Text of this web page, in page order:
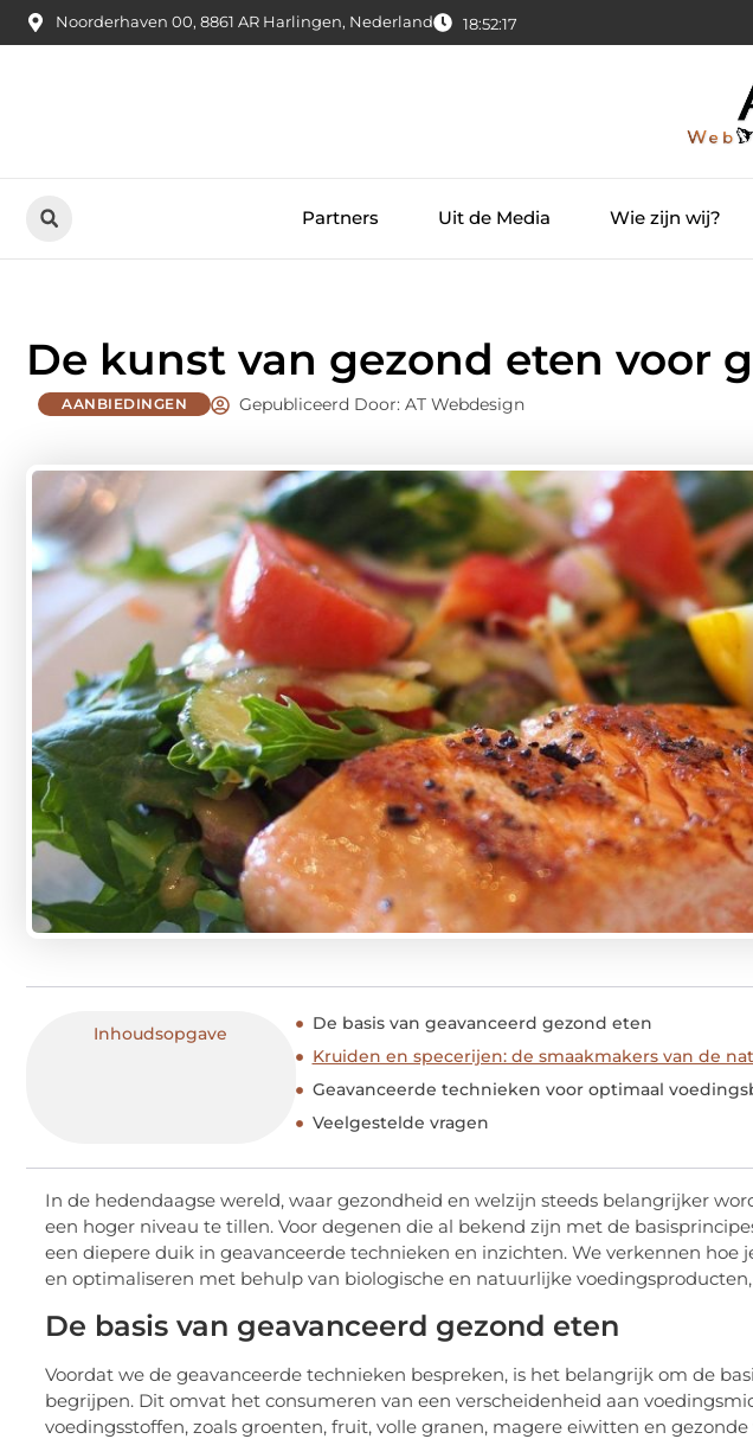
Noorderhaven 00, 8861 AR Harlingen, Nederland 18:52:18
Partners Uit de Media Wie zijn wij?
De kunst van gezond eten voor
AANBIEDINGEN Gepubliceerd Door: AT Webdesign
Inhoudsopgave
De basis van geavanceerd gezond eten
Kruiden en specerijen: de smaakmakers van de
Geavanceerde technieken voor optimaal
Veelgestelde vragen
In de hedendaagse wereld, waar gezondheid en welzijn steeds belangrijker
een hoger niveau te tillen. Voor degenen die al bekend zijn met de
een diepere duik in geavanceerde technieken en inzichten. We verkennen hoe
en optimaliseren met behulp van biologische en natuurlijke
De basis van geavanceerd gezond eten
Voordat we de geavanceerde technieken bespreken, is het belangrijk om de
begrijpen. Dit omvat het consumeren van een verscheidenheid aan
voedingsstoffen, zoals groenten, fruit, volle granen, magere eiwitten en